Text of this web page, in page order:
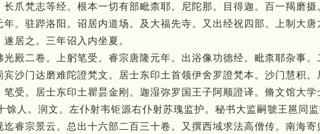
长爪梵志等经。 根本一切有部毗柰耶。 尼陀那。 目得迦。 百一羯磨摄
。 驻跸洛阳。 诏居内道场。 及大福先寺。 又出经祝四部。 上制大
遂居之。 三年诏入内坐夏。
殿二卷。 上躬笔受。 睿宗唐隆元年。 出浴像功德经。 毗柰耶杂事。
宾沙门达磨难陀證梵文。 居士东印土首领伊舍罗證梵本。 沙门慧积。
笔受。 居士东印土瞿昙金刚。 迦湿弥罗国王子阿顺證译。 脩文馆大学
馀人。 润文。 左仆射韦钜源右仆射苏瑰监护。 秘书大监嗣虢王邕同监
睿宗景云。 总出十六部二百三十卷。 又撰西域求法高僧传。 南海寄